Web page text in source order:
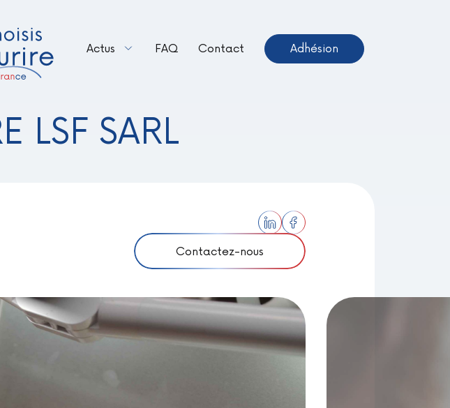
Actus FAQ Contact Adhésion
LSF SARL
Contactez-nous